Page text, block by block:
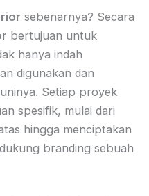
sebenarnya? Secara
bertujuan untuk
hanya indah
digunakan dan
Setiap proyek
spesifik, mulai dari
hingga menciptakan
branding sebuah